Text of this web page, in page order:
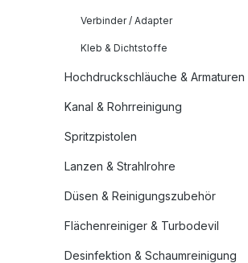
Verbinder / Adapter
Kleb & Dichtstoffe
Hochdruckschläuche & Armaturen
Kanal & Rohrreinigung
Spritzpistolen
Lanzen & Strahlrohre
Düsen & Reinigungszubehör
Flächenreiniger & Turbodevil
Desinfektion & Schaumreinigung